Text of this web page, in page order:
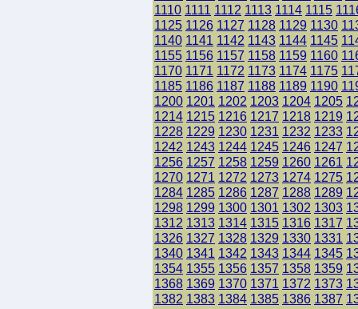
1110 1111 1112 1113 1114 1115
1125 1126 1127 1128 1129 1130
1140 1141 1142 1143 1144 1145
1155 1156 1157 1158 1159 1160
1170 1171 1172 1173 1174 1175
1185 1186 1187 1188 1189 1190
1200 1201 1202 1203 1204 1205
1214 1215 1216 1217 1218 1219
1228 1229 1230 1231 1232 1233
1242 1243 1244 1245 1246 1247
1256 1257 1258 1259 1260 1261
1270 1271 1272 1273 1274 1275
1284 1285 1286 1287 1288 1289
1298 1299 1300 1301 1302 1303
1312 1313 1314 1315 1316 1317
1326 1327 1328 1329 1330 1331
1340 1341 1342 1343 1344 1345
1354 1355 1356 1357 1358 1359
1368 1369 1370 1371 1372 1373
1382 1383 1384 1385 1386 1387